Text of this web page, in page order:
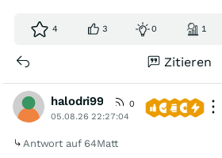
4 3 0 1
Zitieren
halodri99
0
05.08.26 22:27:04
Antwort auf 64Matt